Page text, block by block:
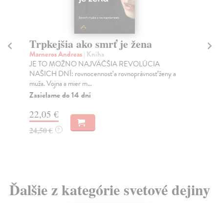
Trpkejšia ako smrť je žena
Marneros Andreas| Kniha
JE TO MOŽNO NAJVÄČŠIA REVOLÚCIA
NAŠICH DNÍ: rovnocennosť a rovnoprávnosť ženy a
muža. Vojna a mier m...
Zasielame do 14 dní
22,05 €
24,50 € ?
Ďalšie z kategórie svetové dejiny